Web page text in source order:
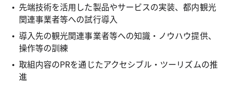
先端技術を活用した製品やサービスの実装、都内観光
関連事業者等への試行導入
導入先の観光関連事業者等への知識・ノウハウ提供、
操作等の訓練
取組内容のPRを通じたアクセシブル・ツーリズムの推
進